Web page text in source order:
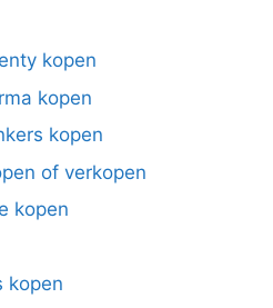
kopen
kopen
kopen
of verkopen
kopen
kopen